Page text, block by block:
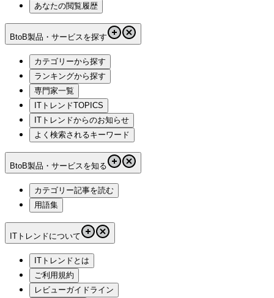
あなたの閲覧履歴
BtoB製品・サービスを探す
カテゴリーから探す
ランキングから探す
専門家一覧
ITトレンドTOPICS
ITトレンドからのお知らせ
よく検索されるキーワード
BtoB製品・サービスを知る
カテゴリー記事を読む
用語集
ITトレンドについて
ITトレンドとは
ご利用規約
レビューガイドライン